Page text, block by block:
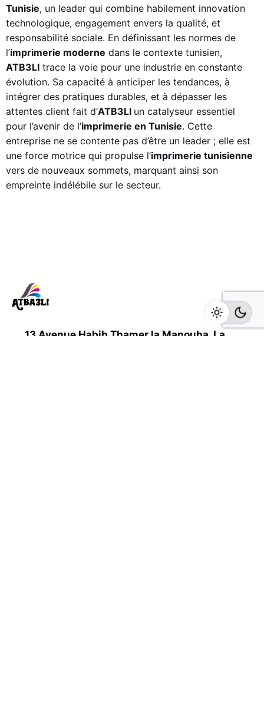
Tunisie, un leader qui combine habilement innovation
technologique, engagement envers la qualité, et
responsabilité sociale. En définissant les normes de
l’imprimerie moderne dans le contexte tunisien,
ATB3LI trace la voie pour une industrie en constante
évolution. Sa capacité à anticiper les tendances, à
intégrer des pratiques durables, et à dépasser les
attentes client fait d’ATB3LI un catalyseur essentiel
pour l’avenir de l’imprimerie en Tunisie. Cette
entreprise ne se contente pas d’être un leader ; elle est
une force motrice qui propulse l’imprimerie tunisienne
vers de nouveaux sommets, marquant ainsi son
empreinte indélébile sur le secteur.
13 Avenue Habib Thamer la Manouba, La